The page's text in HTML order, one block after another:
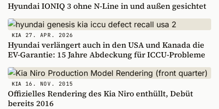
Hyundai IONIQ 3 ohne N-Line in und außen gesichtet
KIA 27. APR. 2026
Hyundai verlängert auch in den USA und Kanada die
EV-Garantie: 15 Jahre Abdeckung für ICCU-Probleme
KIA 16. NOV. 2015
Offizielles Rendering des Kia Niro enthüllt, Debüt
bereits 2016